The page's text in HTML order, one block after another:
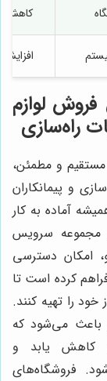
کاهش
لوازم
راه‌سازی
و مطمئن،
و پیمانکاران
آماده به کار
مجموعه سرویس
امکان دسترسی
کرده است تا
خود را تهیه کنند.
باعث می‌شود که
کاهش یابد و
فروشگاه‌های